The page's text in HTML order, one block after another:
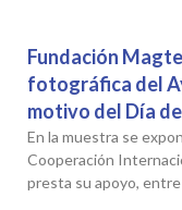
Fundación
fotográfica del
motivo del Día
En la muestra se
Cooperación
presta su apoyo,